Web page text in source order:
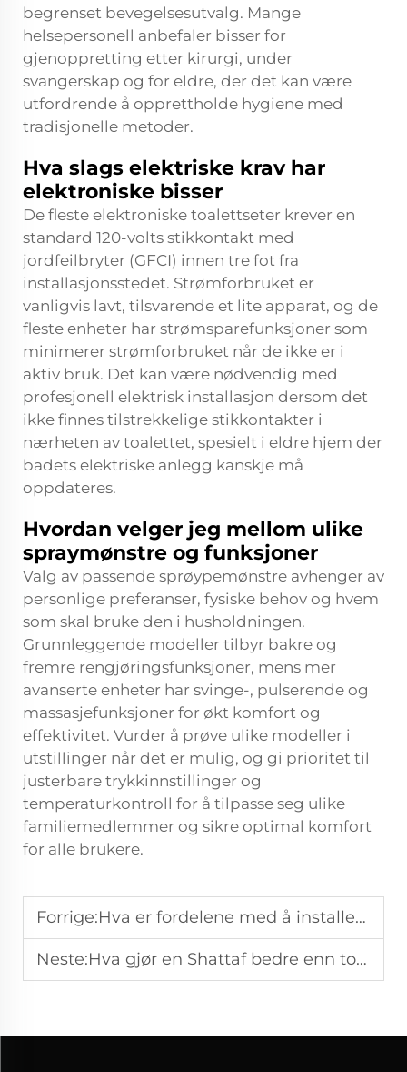
begrenset bevegelsesutvalg. Mange
helsepersonell anbefaler bisser for
gjenoppretting etter kirurgi, under
svangerskap og for eldre, der det kan være
utfordrende å opprettholde hygiene med
tradisjonelle metoder.
Hva slags elektriske krav har
elektroniske bisser
De fleste elektroniske toalettseter krever en
standard 120-volts stikkontakt med
jordfeilbryter (GFCI) innen tre fot fra
installasjonsstedet. Strømforbruket er
vanligvis lavt, tilsvarende et lite apparat, og de
fleste enheter har strømsparefunksjoner som
minimerer strømforbruket når de ikke er i
aktiv bruk. Det kan være nødvendig med
profesjonell elektrisk installasjon dersom det
ikke finnes tilstrekkelige stikkontakter i
nærheten av toalettet, spesielt i eldre hjem der
badets elektriske anlegg kanskje må
oppdateres.
Hvordan velger jeg mellom ulike
spraymønstre og funksjoner
Valg av passende sprøypemønstre avhenger av
personlige preferanser, fysiske behov og hvem
som skal bruke den i husholdningen.
Grunnleggende modeller tilbyr bakre og
fremre rengjøringsfunksjoner, mens mer
avanserte enheter har svinge-, pulserende og
massasjefunksjoner for økt komfort og
effektivitet. Vurder å prøve ulike modeller i
utstillinger når det er mulig, og gi prioritet til
justerbare trykkinnstillinger og
temperaturkontroll for å tilpasse seg ulike
familiemedlemmer og sikre optimal komfort
for alle brukere.
Forrige:Hva er fordelene med å installere urinaler i kommersielle anlegg
Neste:Hva gjør en Shattaf bedre enn toalettpapir